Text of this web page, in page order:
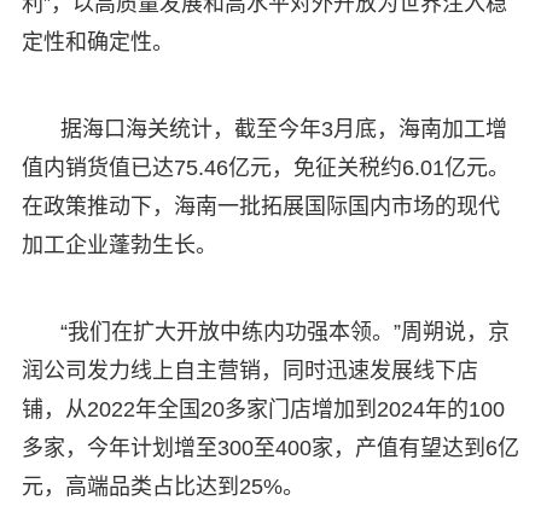
定性和确定性。
据海口海关统计，截至今年3月底，海南加工增
值内销货值已达75.46亿元，免征关税约6.01亿元。
在政策推动下，海南一批拓展国际国内市场的现代
加工企业蓬勃生长。
“我们在扩大开放中练内功强本领。”周朔说，京
润公司发力线上自主营销，同时迅速发展线下店
铺，从2022年全国20多家门店增加到2024年的100
多家，今年计划增至300至400家，产值有望达到6亿
元，高端品类占比达到25%。